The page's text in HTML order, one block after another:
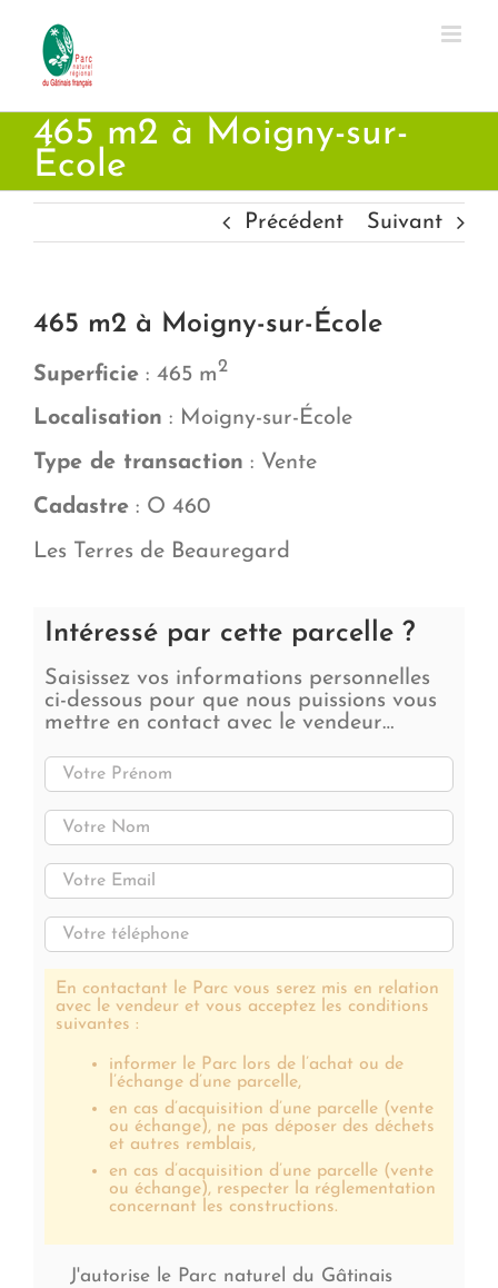
contenu
465 m2 à Moigny-sur-
École
Précédent Suivant
465 m2 à Moigny-sur-École
Superficie : 465 m2
Localisation : Moigny-sur-École
Type de transaction : Vente
Cadastre : O 460
Les Terres de Beauregard
Intéressé par cette parcelle ?
Saisissez vos informations personnelles
ci-dessous pour que nous puissions vous
mettre en contact avec le vendeur…
En contactant le Parc vous serez mis en relation
avec le vendeur et vous acceptez les conditions
suivantes :
informer le Parc lors de l’achat ou de
l’échange d’une parcelle,
en cas d’acquisition d’une parcelle (vente
ou échange), ne pas déposer des déchets
et autres remblais,
en cas d’acquisition d’une parcelle (vente
ou échange), respecter la réglementation
concernant les constructions.
J'autorise le Parc naturel du Gâtinais